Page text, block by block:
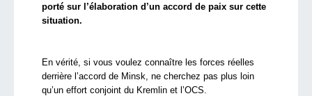
porté sur l’élaboration d’un accord de paix sur cette
situation.
En vérité, si vous voulez connaître les forces réelles
derrière l’accord de Minsk, ne cherchez pas plus loin
qu’un effort conjoint du Kremlin et l’OCS.